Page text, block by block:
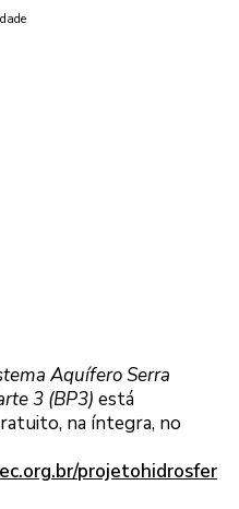
Aquífero Serra
3 (BP3) está
na íntegra, no
projetohidrosfer